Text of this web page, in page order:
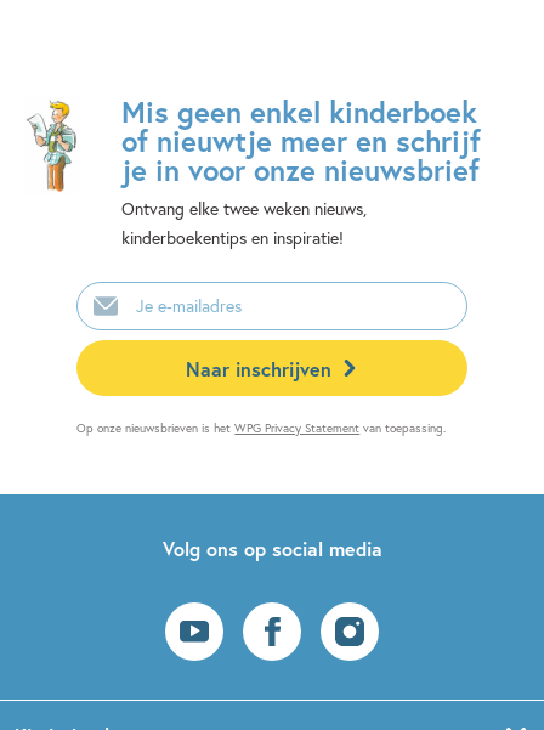
Mis geen enkel kinderboek
of nieuwtje meer en schrijf
je in voor onze nieuwsbrief
Ontvang elke twee weken nieuws,
kinderboekentips en inspiratie!
E-
mailadres
Naar inschrijven
Op onze nieuwsbrieven is hetWPG Privacy Statement van toepassing.
Volg ons op social media